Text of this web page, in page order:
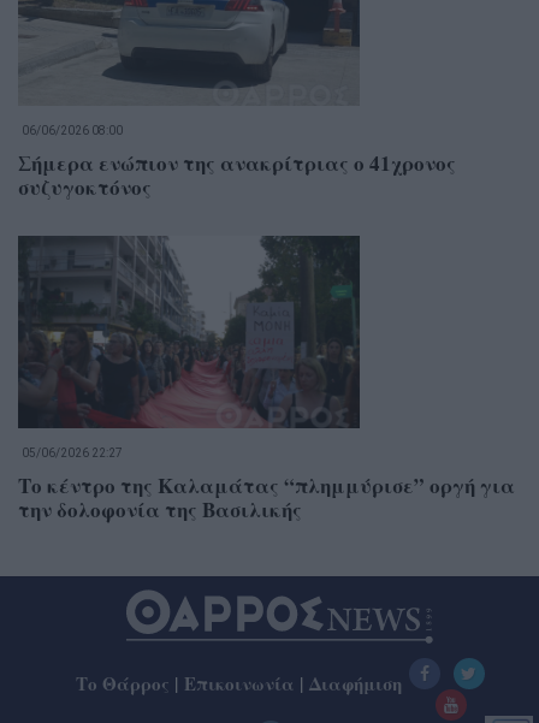
06/06/2026 08:00
Σήμερα ενώπιον της ανακρίτριας ο 41χρονος
συζυγοκτόνος
05/06/2026 22:27
Το κέντρο της Καλαμάτας “πλημμύρισε” οργή για
την δολοφονία της Βασιλικής
Το Θάρρος | Επικοινωνία | Διαφήμιση